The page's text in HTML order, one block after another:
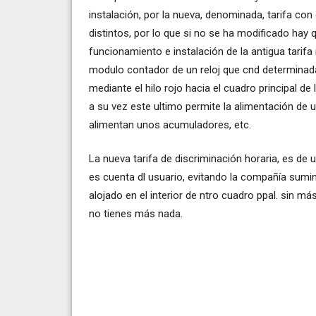
instalación, por la nueva, denominada, tarifa
distintos, por lo que si no se ha modificado hay
funcionamiento e instalación de la antigua
modulo contador de un reloj que cnd
mediante el hilo rojo hacia el cuadro principal
a su vez este ultimo permite la alimentación de
alimentan unos acumuladores, etc.
La nueva tarifa de discriminación horaria, es de
es cuenta dl usuario, evitando la compañía
alojado en el interior de ntro cuadro ppal. sin
no tienes más nada.